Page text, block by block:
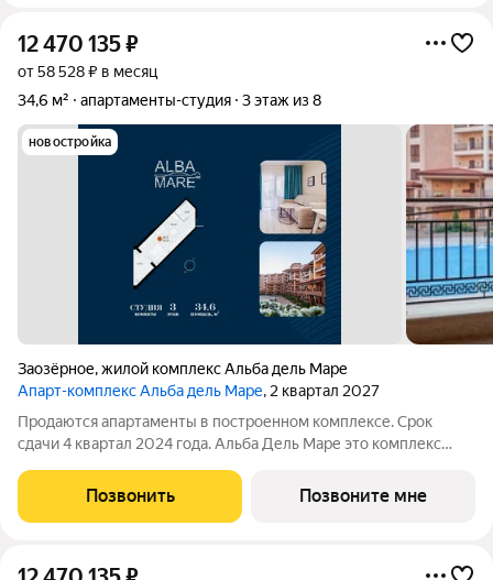
12 470 135₽
от 58 528 ₽ в месяц
34,6 м²
апартаменты-студия 3 этаж из 8
новостройка
Заозёрное,жилой комплекс Альба дель Маре
Апарт-комплекс Альба дель Маре, 2 квартал 2027
Продаются апартаменты в построенном комплексе. Срок
сдачи 4 квартал 2024 года. Альба Дель Маре это комплекс
Уютные здания переменной этажности строятся в 5 минутах
ходьбы (385 метров) от одного
Позвонить Позвоните мне